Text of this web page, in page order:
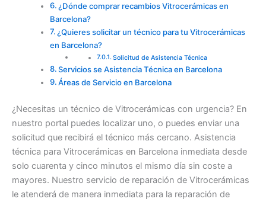
¿Dónde comprar recambios Vitrocerámicas en
Barcelona?
¿Quieres solicitar un técnico para tu Vitrocerámicas
en Barcelona?
Solicitud de Asistencia Técnica
Servicios se Asistencia Técnica en Barcelona
Áreas de Servicio en Barcelona
¿Necesitas un técnico de Vitrocerámicas con urgencia? En
nuestro portal puedes localizar uno, o puedes enviar una
solicitud que recibirá el técnico más cercano. Asistencia
técnica para Vitrocerámicas en Barcelona inmediata desde
solo cuarenta y cinco minutos el mismo día sin coste a
mayores. Nuestro servicio de reparación de Vitrocerámicas
le atenderá de manera inmediata para la reparación de